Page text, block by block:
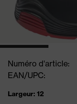
Numéro d'article:
EAN/UPC:
Largeur: 12